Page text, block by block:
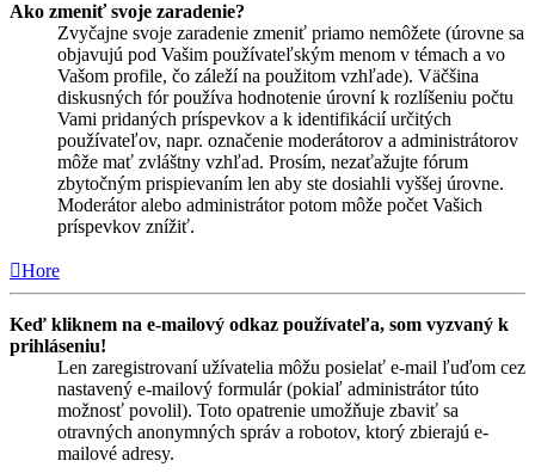
Ako zmeniť svoje zaradenie?
Zvyčajne svoje zaradenie zmeniť priamo nemôžete (úrovne sa
objavujú pod Vašim používateľským menom v témach a vo
Vašom profile, čo záleží na použitom vzhľade). Väčšina
diskusných fór používa hodnotenie úrovní k rozlíšeniu počtu
Vami pridaných príspevkov a k identifikácií určitých
používateľov, napr. označenie moderátorov a administrátorov
môže mať zvláštny vzhľad. Prosím, nezaťažujte fórum
zbytočným prispievaním len aby ste dosiahli vyššej úrovne.
Moderátor alebo administrátor potom môže počet Vašich
príspevkov znížiť.
Hore
Keď kliknem na e-mailový odkaz používateľa, som vyzvaný k
prihláseniu!
Len zaregistrovaní užívatelia môžu posielať e-mail ľuďom cez
nastavený e-mailový formulár (pokiaľ administrátor túto
možnosť povolil). Toto opatrenie umožňuje zbaviť sa
otravných anonymných správ a robotov, ktorý zbierajú e-
mailové adresy.